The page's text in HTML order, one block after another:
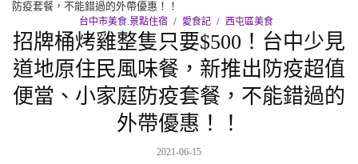
防疫套餐，不能錯過的外帶​優惠！！
台中市美食.景點住宿 愛食記 西屯區美食
招牌桶烤雞整隻只要$500！台中少見
道地原住民風味餐，新推出防疫超值
便當、小家庭防疫套餐，不能錯過的
外帶​優惠！！
2021-06-15